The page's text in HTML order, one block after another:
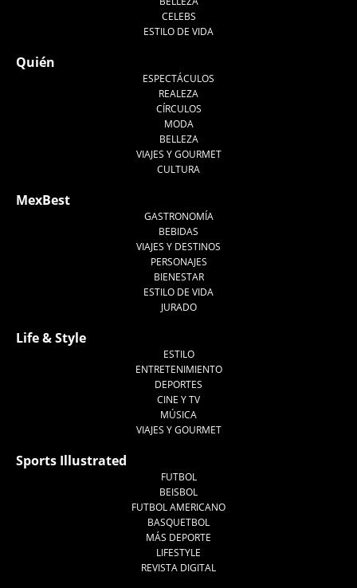
CELEBS
ESTILO DE VIDA
Quién
ESPECTÁCULOS
REALEZA
CÍRCULOS
MODA
BELLEZA
VIAJES Y GOURMET
CULTURA
MexBest
GASTRONOMÍA
BEBIDAS
VIAJES Y DESTINOS
PERSONAJES
BIENESTAR
ESTILO DE VIDA
JURADO
Life & Style
ESTILO
ENTRETENIMIENTO
DEPORTES
CINE Y TV
MÚSICA
VIAJES Y GOURMET
Sports Illustrated
FUTBOL
BEISBOL
FUTBOL AMERICANO
BASQUETBOL
MÁS DEPORTE
LIFESTYLE
REVISTA DIGITAL